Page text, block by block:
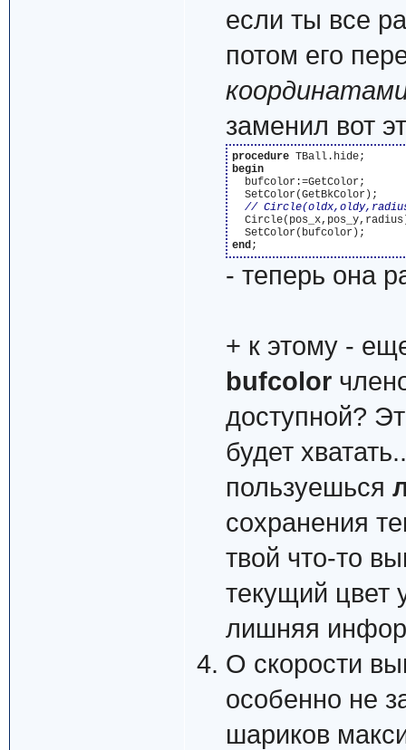
если ты все
потом его
заменил вот
procedure
begin
  bufcolor:=GetColor;
  SetColor(GetBkColor);
end
- теперь она
+ к этому -
bufcolor
доступной?
будет
пользуешься
сохранения
твой что-то
текущий цвет
лишняя
О скорости
особенно не
шариков